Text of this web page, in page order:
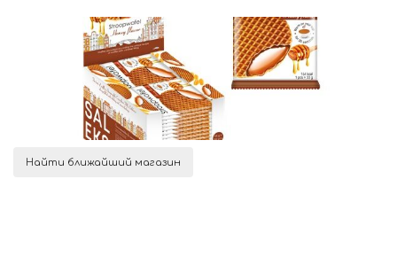
Найти ближайший магазин